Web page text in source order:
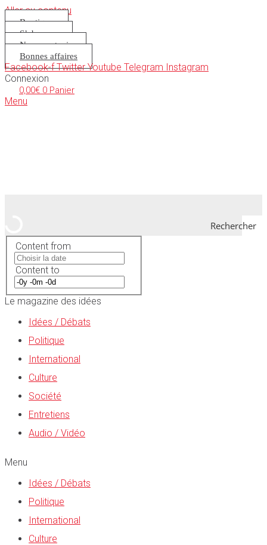
Aller au contenu
Boutique
S’abonner
Nous soutenir
Bonnes affaires
Facebook-f Twitter Youtube Telegram Instagram
Connexion
0,00€ 0 Panier
Menu
Rechercher
Content from
Content to
Le magazine des idées
Idées / Débats
Politique
International
Culture
Société
Entretiens
Audio / Vidéo
Menu
Idées / Débats
Politique
International
Culture